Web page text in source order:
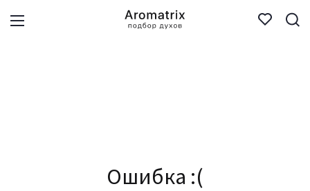
Ошибка :(